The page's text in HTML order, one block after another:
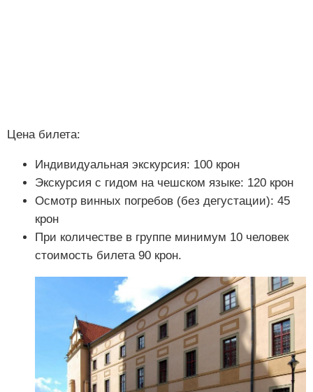
Цена билета:
Индивидуальная экскурсия: 100 крон
Экскурсия с гидом на чешском языке: 120 крон
Осмотр винных погребов (без дегустации): 45
крон
При количестве в группе минимум 10 человек
стоимость билета 90 крон.